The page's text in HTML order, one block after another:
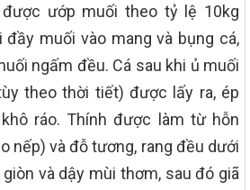
ướp muối theo tỷ lệ 10kg
đầy muối vào mang và bụng cá,
ngấm đều. Cá sau khi ủ muối
theo thời tiết) được lấy ra, ép
ráo. Thính được làm từ hỗn
nếp) và đỗ tương, rang đều dưới
và dậy mùi thơm, sau đó giã